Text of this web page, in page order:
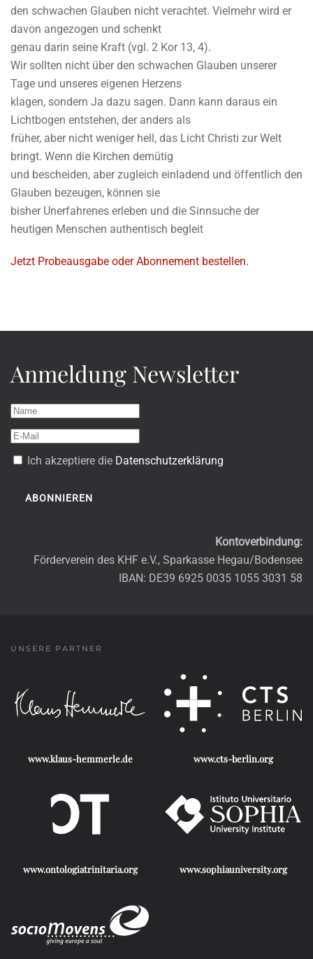
den schwachen Glauben nicht verachtet. Vielmehr wird er
davon angezogen und schenkt
genau darin seine Kraft (vgl. 2 Kor 13, 4).
Wir sollten nicht über den schwachen Glauben unserer
Tage und unseres eigenen Herzens
klagen, sondern Ja dazu sagen. Dann kann daraus ein
Lichtbogen entstehen, der anders als
früher, aber nicht weniger hell, das Licht Christi zur Welt
bringt. Wenn die Kirchen demütig
und bescheiden, aber zugleich einladend und öffentlich den
Glauben bezeugen, können sie
bisher Unerfahrenes erleben und die Sinnsuche der
heutigen Menschen authentisch begleit
Jetzt Probeausgabe oder Abonnement bestellen.
Anmeldung Newsletter
Ich akzeptiere die Datenschutzerklärung
ABONNIEREN
Kontoverbindung:
Förderverein des KHF e.V., Sparkasse Hegau/Bodensee
IBAN: DE39 6925 0035 1055 3031 58
UNSERE PARTNER
www.klaus-hemmerle.de www.cts-berlin.org
www.ontologiatrinitaria.org www.sophiauniversity.org